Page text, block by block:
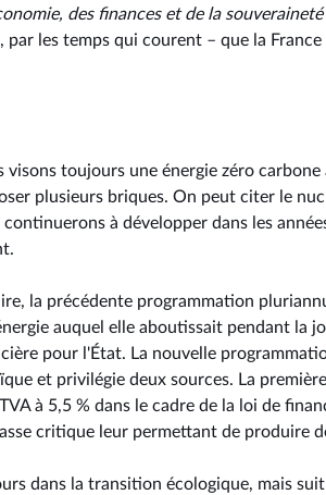
des finances et de la
par les temps qui courent – que la
visons toujours une énergie zéro
plusieurs briques. On peut citer le
à développer dans les
la précédente programmation
auquel elle aboutissait pendant la
pour l'État. La nouvelle
et privilégie deux sources. La
à 5,5 % dans le cadre de la loi de
critique leur permettant de produire
dans la transition écologique, mais